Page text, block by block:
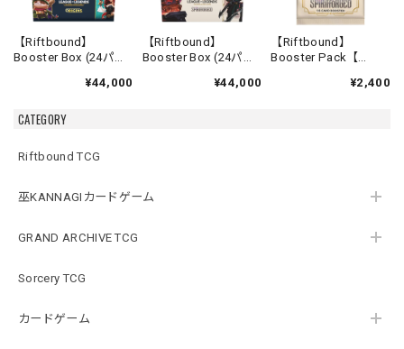
CATEGORY
Riftbound TCG
巫KANNAGIカードゲーム
GRAND ARCHIVE TCG
Sorcery TCG
カードゲーム
【Riftbound】
Booster Box (24パッ
¥44,000
【Riftbound】
Booster Box (24パッ
Spiritforged 】¥44,000
【Riftbound】
Booster Pack【
¥2,400